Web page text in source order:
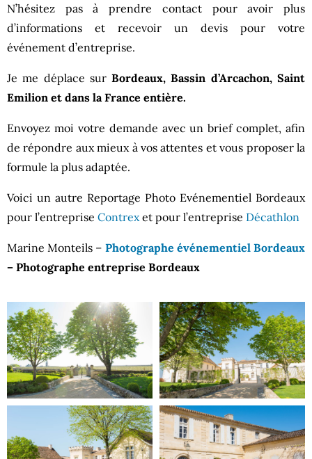
N’hésitez pas à prendre contact pour avoir plus
d’informations et recevoir un devis pour votre
événement d’entreprise.
Je me déplace surBordeaux, Bassin d’Arcachon, Saint
Emilion et dans la France entière.
Envoyez moi votre demande avec un brief complet, afin
de répondre aux mieux à vos attentes et vous proposer la
formule la plus adaptée.
Voici un autre Reportage Photo Evénementiel Bordeaux
pour l’entreprise Contrex et pour l’entreprise Décathlon
Marine Monteils – Photographe événementiel Bordeaux
– Photographe entreprise Bordeaux